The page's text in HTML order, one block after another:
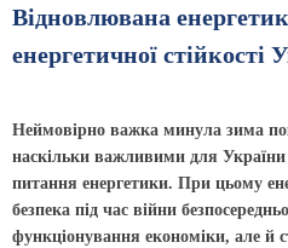
Відновлювана
енергетичної стійкості
Неймовірно важка минула зима
наскільки важливими для України
питання енергетики. При цьому
безпека під час війни
функціонування економіки, але й